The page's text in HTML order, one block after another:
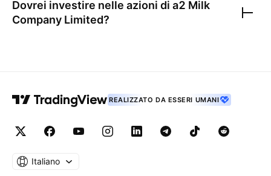
Dovrei investire nelle azioni di a2 Milk
Company Limited?
REALIZZATO DA ESSERI UMANI
Italiano